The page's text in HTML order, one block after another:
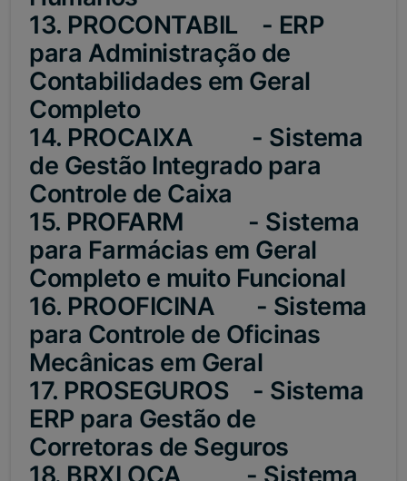
13. PROCONTABIL - ERP
para Administração de
Contabilidades em Geral
Completo
14. PROCAIXA - Sistema
de Gestão Integrado para
Controle de Caixa
15. PROFARM - Sistema
para Farmácias em Geral
Completo e muito Funcional
16. PROOFICINA - Sistema
para Controle de Oficinas
Mecânicas em Geral
17. PROSEGUROS - Sistema
ERP para Gestão de
Corretoras de Seguros
18. BRXLOCA - Sistema